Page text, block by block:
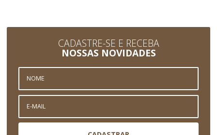
CADASTRE-SE E RECEBA
NOSSAS NOVIDADES